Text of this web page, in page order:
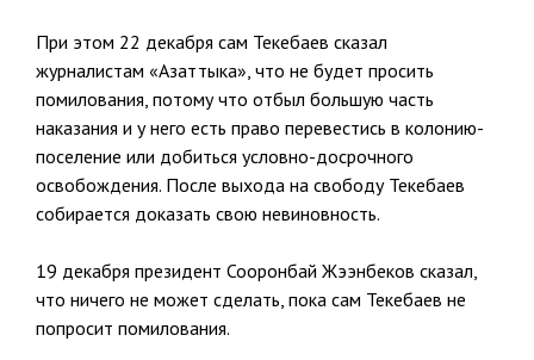
При этом 22 декабря сам Текебаев сказал
журналистам «Азаттыка», что не будет просить
помилования, потому что отбыл большую часть
наказания и у него есть право перевестись в колонию-
поселение или добиться условно-досрочного
освобождения. После выхода на свободу Текебаев
собирается доказать свою невиновность.
19 декабря президент Сооронбай Жээнбеков сказал,
что ничего не может сделать, пока сам Текебаев не
попросит помилования.